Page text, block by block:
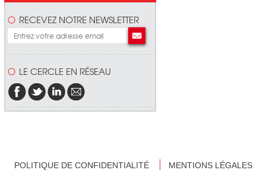
RECEVEZ NOTRE NEWSLETTER
LE CERCLE EN RÉSEAU
POLITIQUE DE CONFIDENTIALITÉ MENTIONS LÉGALES